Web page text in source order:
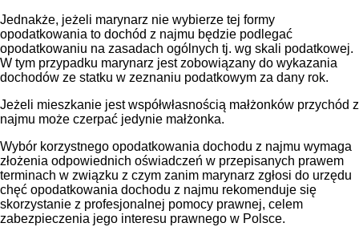
Jednakże, jeżeli marynarz nie wybierze tej formy
opodatkowania to dochód z najmu będzie podlegać
opodatkowaniu na zasadach ogólnych tj. wg skali podatkowej.
W tym przypadku marynarz jest zobowiązany do wykazania
dochodów ze statku w zeznaniu podatkowym za dany rok.
Jeżeli mieszkanie jest współwłasnością małżonków przychód z
najmu może czerpać jedynie małżonka.
Wybór korzystnego opodatkowania dochodu z najmu wymaga
złożenia odpowiednich oświadczeń w przepisanych prawem
terminach w związku z czym zanim marynarz zgłosi do urzędu
chęć opodatkowania dochodu z najmu rekomenduje się
skorzystanie z profesjonalnej pomocy prawnej, celem
zabezpieczenia jego interesu prawnego w Polsce.